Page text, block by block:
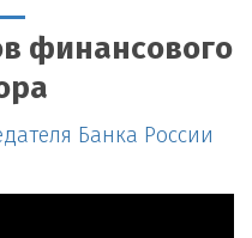
финансового
Банка России